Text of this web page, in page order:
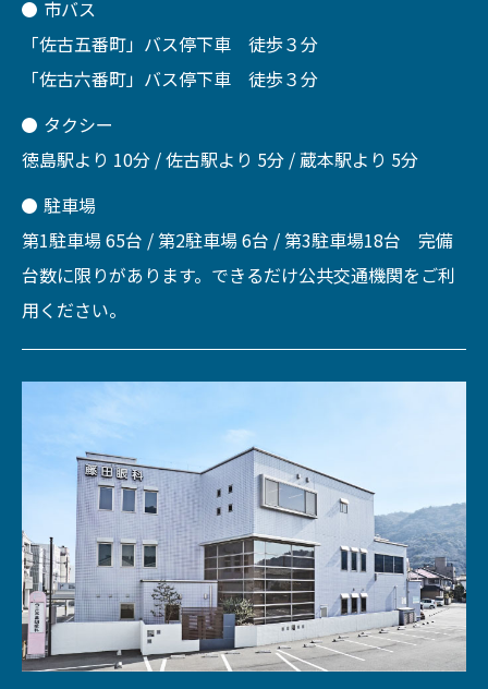
市バス
「佐古五番町」バス停下車 徒歩３分
「佐古六番町」バス停下車 徒歩３分
タクシー
徳島駅より 10分 / 佐古駅より 5分 / 蔵本駅より 5分
駐車場
第1駐車場 65台 / 第2駐車場 6台 / 第3駐車場18台 完備
台数に限りがあります。できるだけ公共交通機関をご利
用ください。